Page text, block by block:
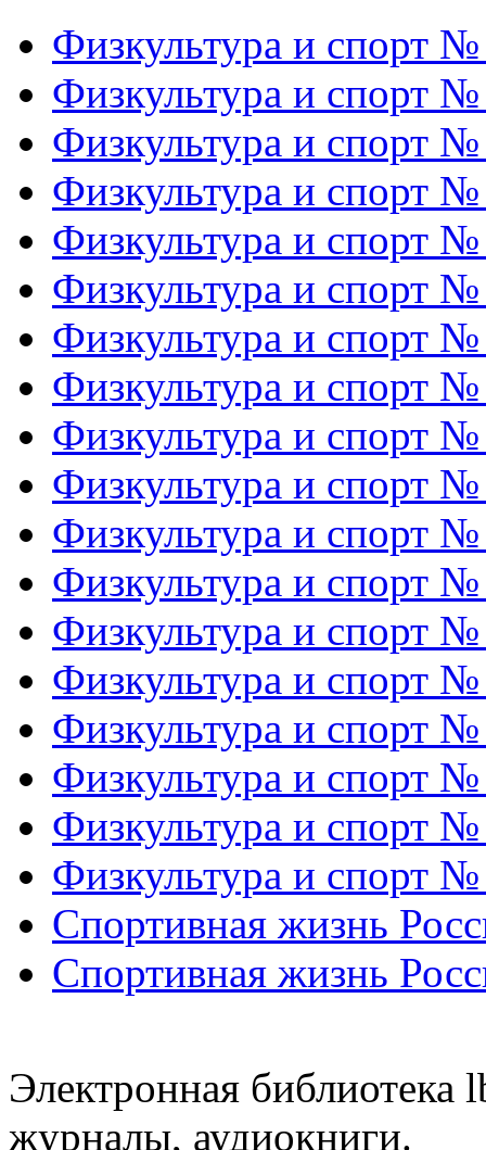
Физкультура и спорт
Физкультура и спорт
Физкультура и спорт
Физкультура и спорт
Физкультура и спорт
Физкультура и спорт
Физкультура и спорт
Физкультура и спорт
Физкультура и спорт
Физкультура и спорт
Физкультура и спорт
Физкультура и спорт
Физкультура и спорт
Физкультура и спорт
Физкультура и спорт
Физкультура и спорт
Физкультура и спорт
Физкультура и спорт
Спортивная жизнь
Спортивная жизнь
Электронная библиотека
журналы, аудиокниги.